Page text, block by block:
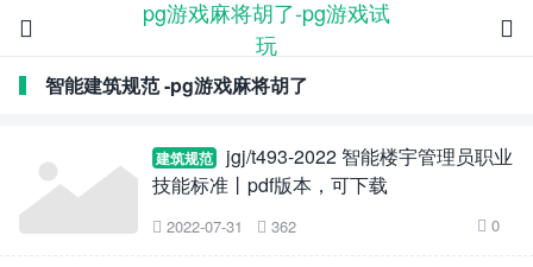
pg游戏麻将胡了-pg游戏试
玩


智能建筑规范 -pg游戏麻将胡了
建筑规范
jgj/t493-2022 智能楼宇管理员职业
技能标准丨pdf版本，可下载
 2022-07-31  362  0